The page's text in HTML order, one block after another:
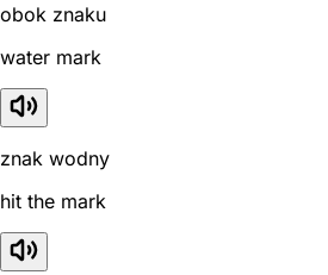
obok znaku
water mark
znak wodny
hit the mark